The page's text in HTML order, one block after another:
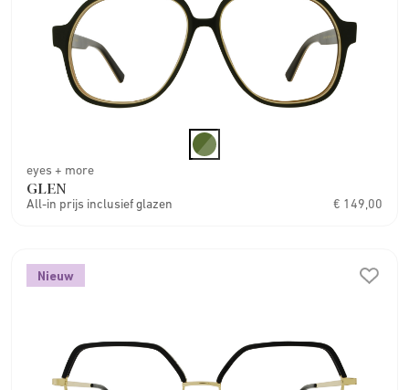
eyes + more
GLEN
All-in prijs inclusief glazen € 149,00
Nieuw